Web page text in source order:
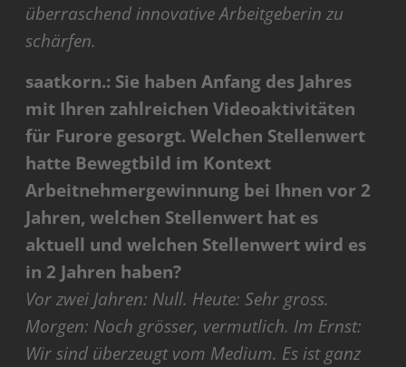
überraschend innovative Arbeitgeberin zu
schärfen.
saatkorn.: Sie haben Anfang des Jahres
mit Ihren zahlreichen Videoaktivitäten
für Furore gesorgt. Welchen Stellenwert
hatte Bewegtbild im Kontext
Arbeitnehmergewinnung bei Ihnen vor 2
Jahren, welchen Stellenwert hat es
aktuell und welchen Stellenwert wird es
in 2 Jahren haben?
Vor zwei Jahren: Null. Heute: Sehr gross.
Morgen: Noch grösser, vermutlich. Im Ernst:
Wir sind überzeugt vom Medium. Es ist ganz